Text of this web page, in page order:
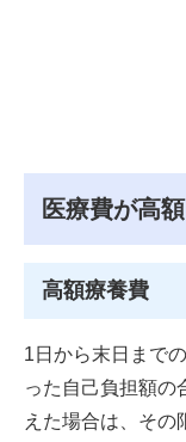
医療費が高
高額療養費
1日から末日まで
った自己負担額の
えた場合は、その